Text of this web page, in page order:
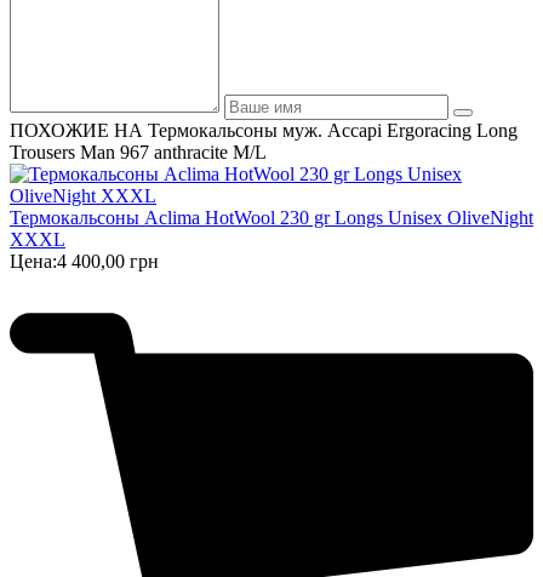
ПОХОЖИЕ НА Термокальсоны муж. Accapi Ergoracing Long
Trousers Man 967 anthracite M/L
Термокальсоны Aclima HotWool 230 gr Longs Unisex OliveNight
XXXL
Цена:4 400,00 грн